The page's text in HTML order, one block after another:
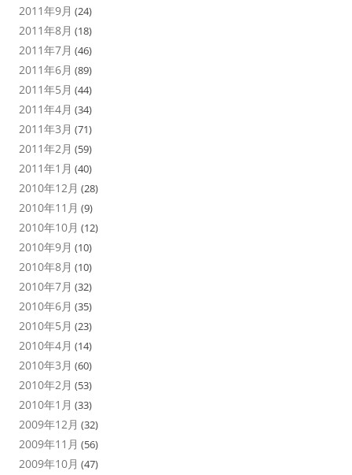
2011年9月 (24)
2011年8月 (18)
2011年7月 (46)
2011年6月 (89)
2011年5月 (44)
2011年4月 (34)
2011年3月 (71)
2011年2月 (59)
2011年1月 (40)
2010年12月 (28)
2010年11月 (9)
2010年10月 (12)
2010年9月 (10)
2010年8月 (10)
2010年7月 (32)
2010年6月 (35)
2010年5月 (23)
2010年4月 (14)
2010年3月 (60)
2010年2月 (53)
2010年1月 (33)
2009年12月 (32)
2009年11月 (56)
2009年10月 (47)